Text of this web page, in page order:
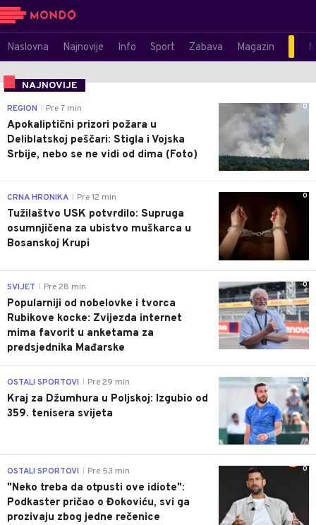
Naslovna Najnovije Info Sport Zabava Magazin
NAJNOVIJE
0
REGION Pre 7 min
Apokaliptični prizori požara u
Deliblatskoj peščari: Stigla i Vojska
Srbije, nebo se ne vidi od dima (Foto)
0
CRNA HRONIKA Pre 12 min
Tužilaštvo USK potvrdilo: Supruga
osumnjičena za ubistvo muškarca u
Bosanskoj Krupi
0
SVIJET Pre 28 min
Popularniji od nobelovke i tvorca
Rubikove kocke: Zvijezda internet
mima favorit u anketama za
predsjednika Mađarske
0
OSTALI SPORTOVI Pre 29 min
Kraj za Džumhura u Poljskoj: Izgubio od
359. tenisera svijeta
0
OSTALI SPORTOVI Pre 53 min
"Neko treba da otpusti ove idiote":
Podkaster pričao o Đokoviću, svi ga
prozivaju zbog jedne rečenice